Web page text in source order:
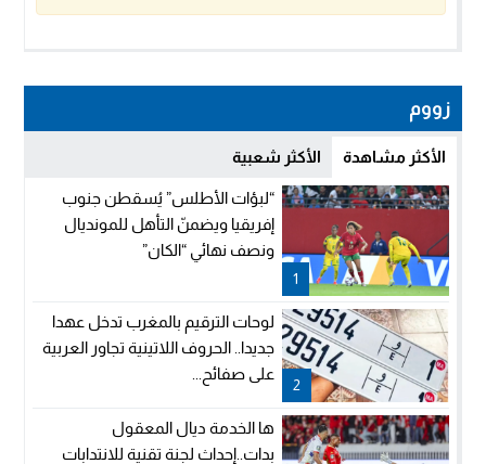
زووم
الأكثر مشاهدة الأكثر شعبية
1
“لبؤات الأطلس” يُسقطن جنوب
إفريقيا ويضمنّ التأهل للمونديال
ونصف نهائي “الكان”
2
لوحات الترقيم بالمغرب تدخل عهدا
جديدا.. الحروف اللاتينية تجاور العربية
على صفائح...
ها الخدمة ديال المعقول
بدات..إحداث لجنة تقنية للانتدابات